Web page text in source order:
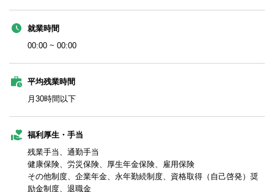
就業時間
00:00 ~ 00:00
平均残業時間
月30時間以下
福利厚生・手当
残業手当、通勤手当
健康保険、労災保険、厚生年金保険、雇用保険
その他制度、企業年金、永年勤続制度、資格取得（自己啓発）奨
励金制度、退職金